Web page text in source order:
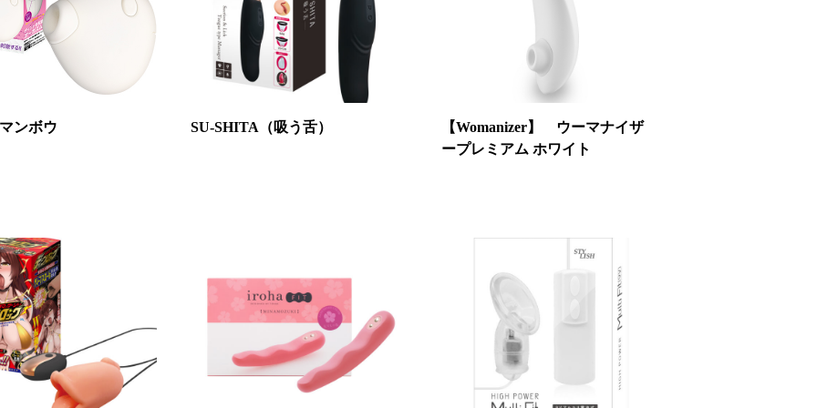
ンボウ SU-SHITA（吸う舌）
【Womanizer】 ウーマナイザ
ープレミアム ホワイト